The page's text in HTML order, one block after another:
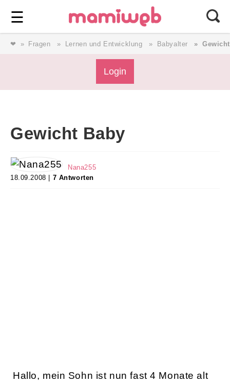
☰ ⎯ Wir lieben Familie ⎯
❤ Fragen Lernen und Entwicklung Babyalter
Login
Gewicht Baby
Nana255
18.09.2008 | 7 Antworten
Hallo, mein Sohn ist nun fast 4 Monate alt
Forum
Service